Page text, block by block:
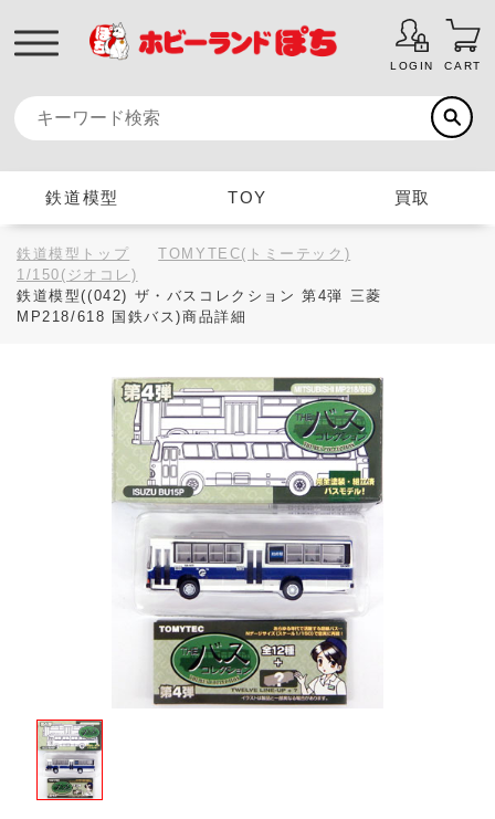
LOGIN CART
鉄道模型 TOY 買取
鉄道模型トップ
TOMYTEC(トミーテック)
1/150(ジオコレ)
鉄道模型((042) ザ・バスコレクション 第4弾 三菱
MP218/618 国鉄バス)商品詳細